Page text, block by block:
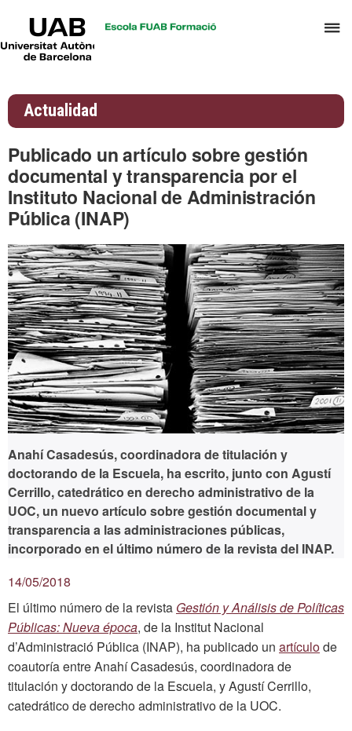
Universitat
Actualidad
Publicado un artículo sobre gestión
documental y transparencia por el
Instituto Nacional de Administración
Pública (INAP)
Anahí Casadesús, coordinadora de titulación y
doctorando de la Escuela, ha escrito, junto con Agustí
Cerrillo, catedrático en derecho administrativo de la
UOC, un nuevo artículo sobre gestión documental y
transparencia a las administraciones públicas,
incorporado en el último número de la revista del INAP.
14/05/2018
El último número de la revista Gestión y Análisis de Políticas
Públicas: Nueva época, de la Institut Nacional
d’Administració Pública (INAP), ha publicado un artículode
coautoría entre Anahí Casadesús, coordinadora de
titulación y doctorando de la Escuela, y Agustí Cerrillo,
catedrático de derecho administrativo de la UOC.